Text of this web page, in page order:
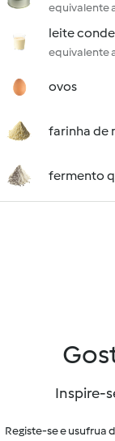
equivalente
leite
equivalente
ovos
farinha de
fermento
Inspire-
Registe-se e usufrua